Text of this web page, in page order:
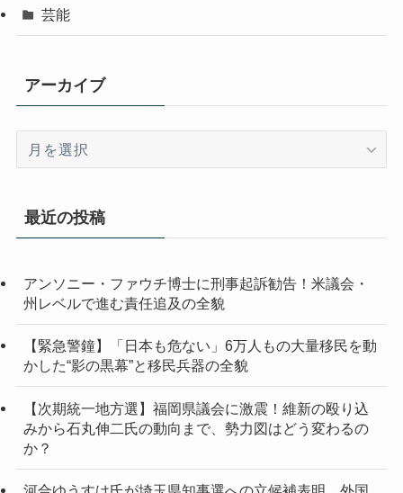
芸能
アーカイブ
イ
最近の投稿
アンソニー・ファウチ博士に刑事起訴勧告！米議会・
州レベルで進む責任追及の全貌
【緊急警鐘】「日本も危ない」6万人もの大量移民を動
かした“影の黒幕”と移民兵器の全貌
【次期統一地方選】福岡県議会に激震！維新の殴り込
みから石丸伸二氏の動向まで、勢力図はどう変わるの
か？